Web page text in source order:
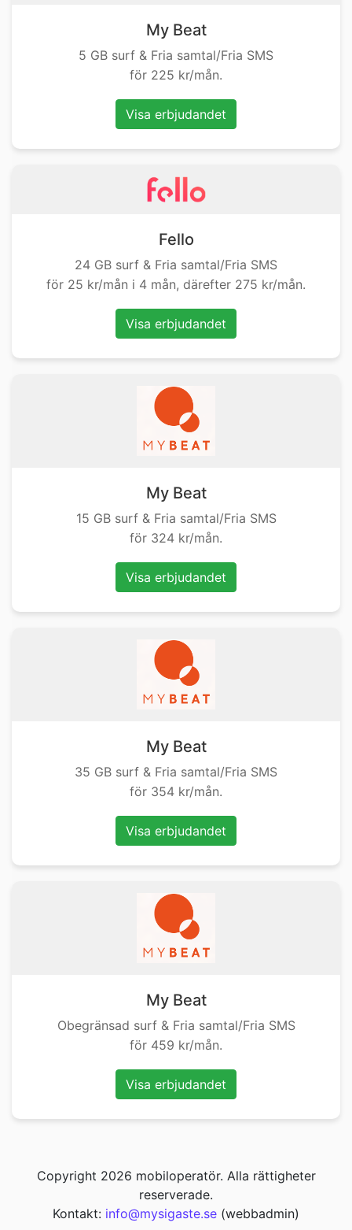
My Beat
5 GB surf & Fria samtal/Fria SMS
för 225 kr/mån.
Visa erbjudandet
Fello
24 GB surf & Fria samtal/Fria SMS
för 25 kr/mån i 4 mån, därefter 275 kr/mån.
Visa erbjudandet
My Beat
15 GB surf & Fria samtal/Fria SMS
för 324 kr/mån.
Visa erbjudandet
My Beat
35 GB surf & Fria samtal/Fria SMS
för 354 kr/mån.
Visa erbjudandet
My Beat
Obegränsad surf & Fria samtal/Fria SMS
för 459 kr/mån.
Visa erbjudandet
Copyright 2026 mobiloperatör. Alla rättigheter
reserverade.
Kontakt: info@mysigaste.se (webbadmin)